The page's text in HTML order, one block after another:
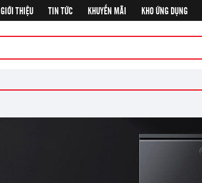
GIỚI THIỆU TIN TỨC KHUYẾN MÃI KHO ỨNG DỤNG